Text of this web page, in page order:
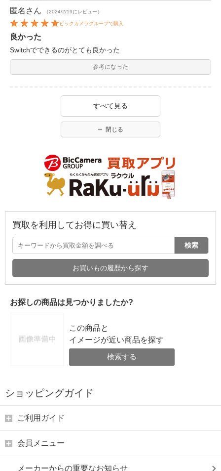
匿名 さん （2024/2/19にレビュー）
ビックカメラグループで購入
良かった
Switchでできるのがとても良かった
参考になった
すべて見る
閉じる
買取を利用してお得に買い替え
検索
お買いもの履歴から探す
お探しの商品は見つかりましたか?
この商品と
イメージが近い商品を探す
検索する
ショッピングガイド
ご利用ガイド
会員メニュー
メーカーからの重要なお知らせ